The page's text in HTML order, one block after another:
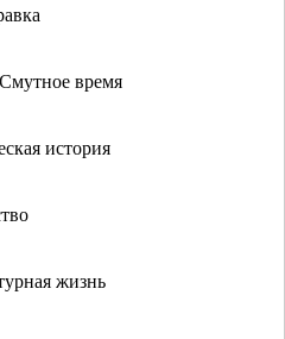
время
история
жизнь